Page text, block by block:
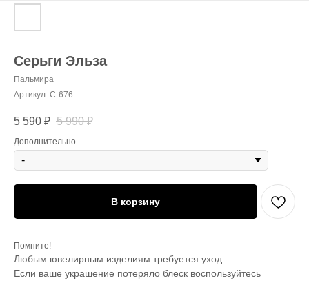
Серьги Эльза
Пальмира
Артикул: С-676
5 590 ₽ 5 990 ₽
Дополнительно
В корзину
Помните!
Любым ювелирным изделиям требуется уход.
Если ваше украшение потеряло блеск воспользуйтесь